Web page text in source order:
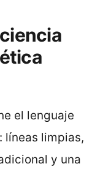
el lenguaje
líneas limpias,
y una